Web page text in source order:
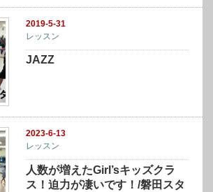
2019-5-31
レッスン
JAZZ
2023-6-13
レッスン
人数が増えたGirl’sキッズクラ
ス！迫力が凄いです！/磐田スタ